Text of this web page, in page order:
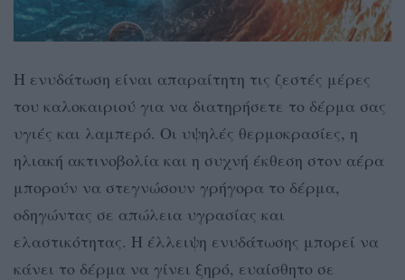
Η ενυδάτωση είναι απαραίτητη τις ζεστές μέρες
του καλοκαιριού για να διατηρήσετε το δέρμα σας
υγιές και λαμπερό. Οι υψηλές θερμοκρασίες, η
ηλιακή ακτινοβολία και η συχνή έκθεση στον αέρα
μπορούν να στεγνώσουν γρήγορα το δέρμα,
οδηγώντας σε απώλεια υγρασίας και
ελαστικότητας. Η έλλειψη ενυδάτωσης μπορεί να
κάνει το δέρμα να γίνει ξηρό, ευαίσθητο σε